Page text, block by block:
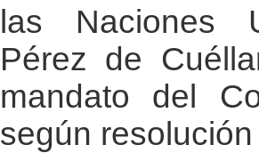
las Naciones
Pérez de
mandato del
según